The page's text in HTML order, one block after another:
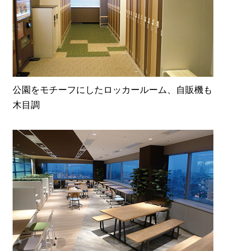
公園をモチーフにしたロッカールーム、自販機も
木目調